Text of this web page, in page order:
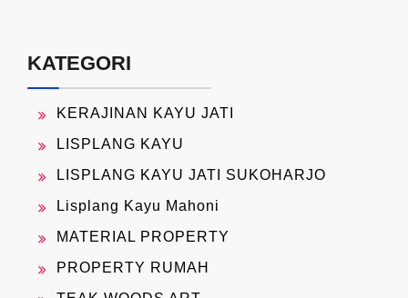
KATEGORI
KERAJINAN KAYU JATI
LISPLANG KAYU
LISPLANG KAYU JATI SUKOHARJO
Lisplang Kayu Mahoni
MATERIAL PROPERTY
PROPERTY RUMAH